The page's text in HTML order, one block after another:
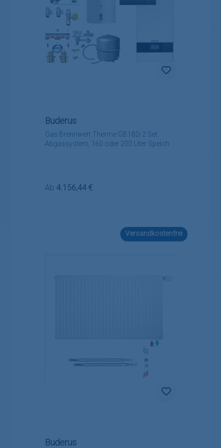
Gas Brennwert Therme GB182i.2 Set:
Abgassystem, 160 oder 200 Liter Speicher
Buderus
Regulärer Preis:
Ab 4.156,44 €
Versandkostenfrei
Buderus